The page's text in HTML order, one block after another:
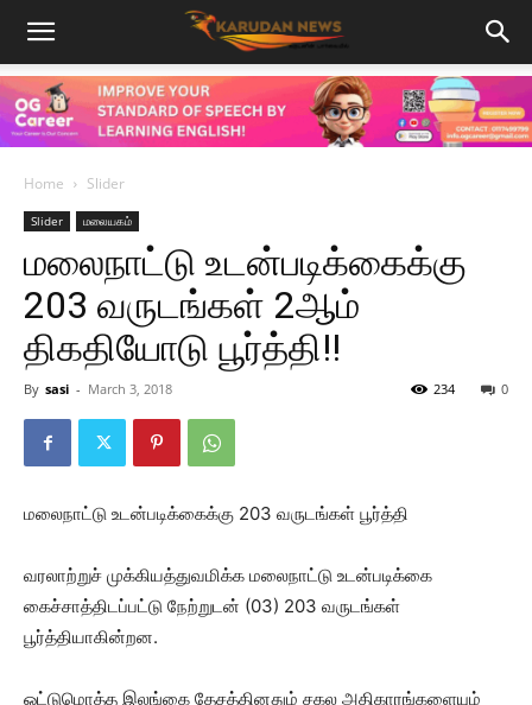
Home Slider
Slider மலையகம்
மலைநாட்டு உடன்படிக்கைக்கு
203 வருடங்கள் 2ஆம்
திகதியோடு பூர்த்தி!!
By sasi - March 3, 2018 0
234
மலைநாட்டு உடன்படிக்கைக்கு 203 வருடங்கள் பூர்த்தி
வரலாற்றுச் முக்கியத்துவமிக்க மலைநாட்டு உடன்படிக்கை
கைச்சாத்திடப்பட்டு நேற்றுடன் (03) 203 வருடங்கள்
பூர்த்தியாகின்றன.
ஒட்டுமொத்த இலங்கை தேசத்தினதும் சகல அதிகாரங்களையும்